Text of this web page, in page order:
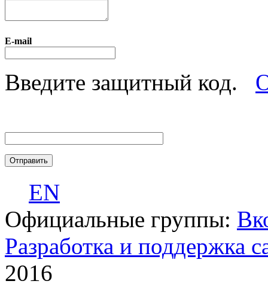
E-mail
Введите защитный код.
EN
Официальные группы:
Разработка и поддержка
2016